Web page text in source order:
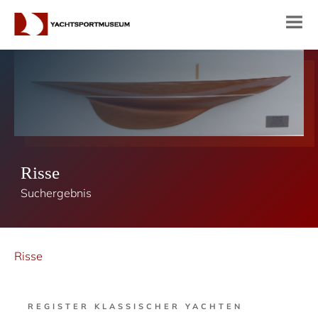
Risse
Suchergebnis
Risse
REGISTER KLASSISCHER YACHTEN